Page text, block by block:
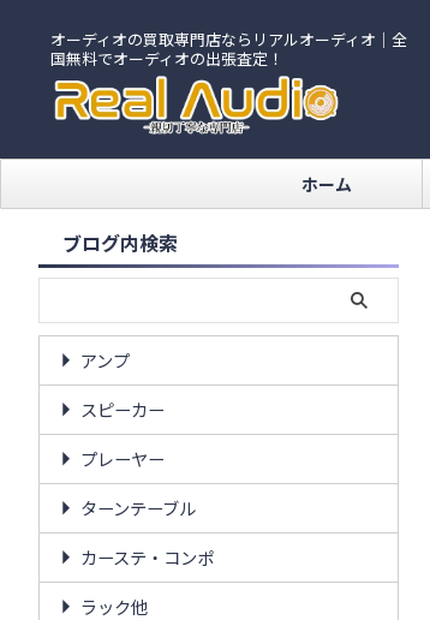
オーディオの買取専門店ならリアルオーディオ｜全
国無料でオーディオの出張査定！
ホーム
ブログ内検索
アンプ
スピーカー
プレーヤー
ターンテーブル
カーステ・コンポ
ラック他